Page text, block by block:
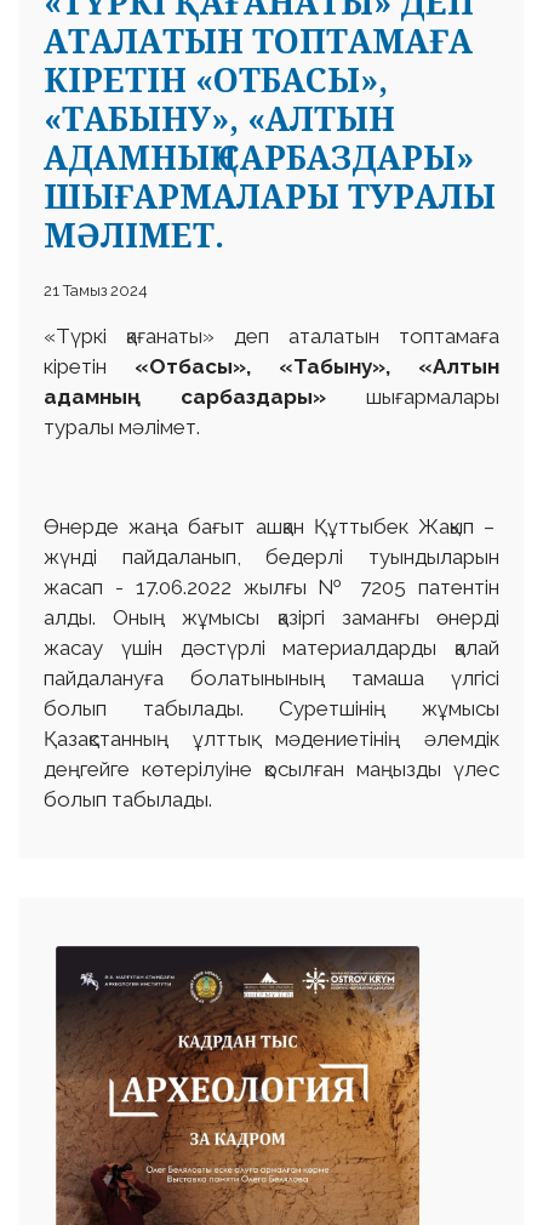
АТАЛАТЫН ТОПТАМАҒА
КІРЕТІН «ОТБАСЫ»,
«ТАБЫНУ», «АЛТЫН
АДАМНЫҢ САРБАЗДАРЫ»
ШЫҒАРМАЛАРЫ ТУРАЛЫ
МӘЛІМЕТ.
21 Тамыз 2024
«Түркі қағанаты» деп аталатын топтамаға
кіретін «Отбасы», «Табыну», «Алтын
адамның сарбаздары» шығармалары
туралы мәлімет.
Өнерде жаңа бағыт ашқан Құттыбек Жақып –
жүнді пайдаланып, бедерлі туындыларын
жасап - 17.06.2022 жылғы № 7205 патентін
алды. Оның жұмысы қазіргі заманғы өнерді
жасау үшін дәстүрлі материалдарды қалай
пайдалануға болатынының тамаша үлгісі
болып табылады. Суретшінің жұмысы
Қазақстанның ұлттық мәдениетінің әлемдік
деңгейге көтерілуіне қосылған маңызды үлес
болып табылады.